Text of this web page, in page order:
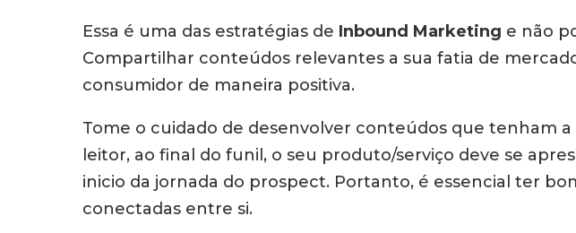
Essa é uma das estratégias de Inbound Marketing e não
Compartilhar conteúdos relevantes a sua fatia de
consumidor de maneira positiva.
Tome o cuidado de desenvolver conteúdos que tenham
leitor, ao final do funil, o seu produto/serviço deve se
inicio da jornada do prospect. Portanto, é essencial ter
conectadas entre si.